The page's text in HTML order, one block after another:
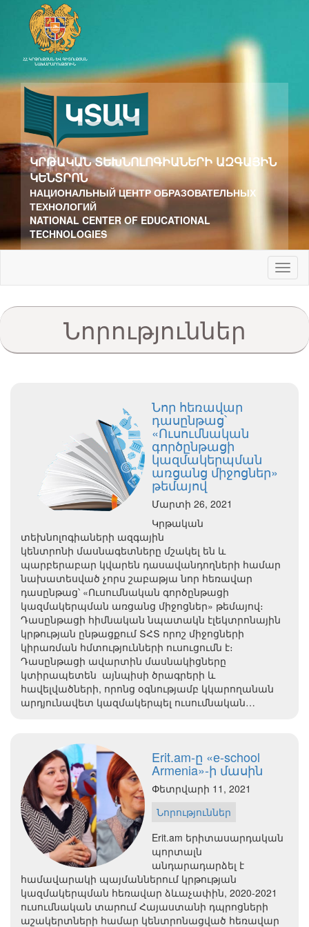
ԿՐԹԱԿԱՆ ՏԵԽՆՈԼՈԳԻԱՆԵՐԻ ԱԶԳԱՅԻՆ
ԿԵՆՏՐՈՆ
НАЦИОНАЛЬНЫЙ ЦЕНТР ОБРАЗОВАТЕЛЬНЫХ
ТЕХНОЛОГИЙ
NATIONAL CENTER OF EDUCATIONAL
TECHNOLOGIES
Նորություններ
Նոր հեռավար
դասընթաց՝
«Ուսումնական
գործընթացի
կազմակերպման
առցանց միջոցներ»
թեմայով
Մարտի 26, 2021
Կրթական
տեխնոլոգիաների ազգային
կենտրոնի մասնագետները մշակել են և
պարբերաբար կվարեն դասավանդողների համար
նախատեսված չորս շաբաթյա նոր հեռավար
դասընթաց՝ «Ուսումնական գործընթացի
կազմակերպման առցանց միջոցներ» թեմայով։
Դասընթացի հիմնական նպատակն էլեկտրոնային
կրթության ընթացքում ՏՀՏ որոշ միջոցների
կիրառման հմտությունների ուսուցումն է։
Դասընթացի ավարտին մասնակիցները
կտիրապետեն այնպիսի ծրագրերի և
հավելվածների, որոնց օգնությամբ կկարողանան
արդյունավետ կազմակերպել ուսումնական…
Erit.am-ը «е-school
Armenia»-ի մասին
Փետրվարի 11, 2021
Նորություններ
Erit.am երիտասարդական
պորտալն
անդարադարձել է
համավարակի պայմաններում կրթության
կազմակերպման հեռավար ձևաչափին, 2020-2021
ուսումնական տարում Հայաստանի դպրոցների
աշակերտների համար կենտրոնացված հեռավար